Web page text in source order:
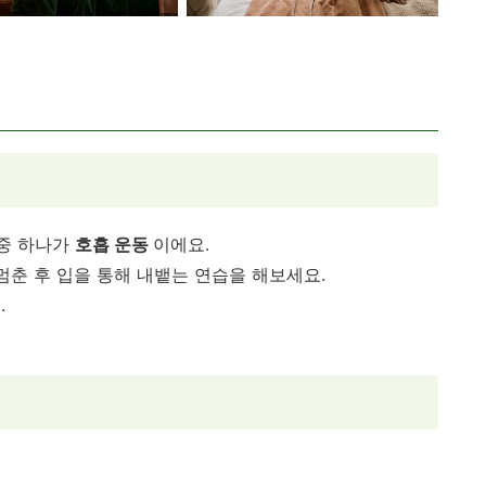
하나가 호흡 운동 이에요.
후 입을 통해 내뱉는 연습을 해보세요.